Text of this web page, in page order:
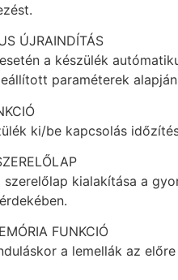
ÚJRAINDÍTÁS
a készülék
paraméterek
ki/be kapcsolás
szerelőlap kialakítása a
FUNKCIÓ
a lemellák az